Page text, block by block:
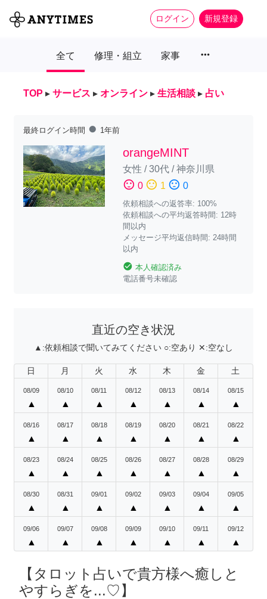
ログイン 新規登録
全て 修理・組立 家事 more_horiz
TOP ▸ サービス ▸ オンライン ▸ 生活相談 ▸ 占い
最終ログイン時間 fiber_manual_record 1年前
orangeMINT
女性 /30代/神奈川県
sentiment_satisfied 0 sentiment_neutral 1 sentiment_dissatisfied 0
依頼相談への返答率: 100%
依頼相談への平均返答時間: 12時
間以内
メッセージ平均返信時間: 24時間
以内
check_circle 本人確認済み
電話番号未確認
直近の空き状況
▲:依頼相談で聞いてみてください ○:空あり ✕:空なし
日 月 火 水 木 金 土
08/09
▲
08/10
▲
08/11
▲
08/12
▲
08/13
▲
08/14
▲
08/15
▲
08/16
▲
08/17
▲
08/18
▲
08/19
▲
08/20
▲
08/21
▲
08/22
▲
08/23
▲
08/24
▲
08/25
▲
08/26
▲
08/27
▲
08/28
▲
08/29
▲
08/30
▲
08/31
▲
09/01
▲
09/02
▲
09/03
▲
09/04
▲
09/05
▲
09/06
▲
09/07
▲
09/08
▲
09/09
▲
09/10
▲
09/11
▲
09/12
▲
【タロット占いで貴方様へ癒しと
やすらぎを...♡】